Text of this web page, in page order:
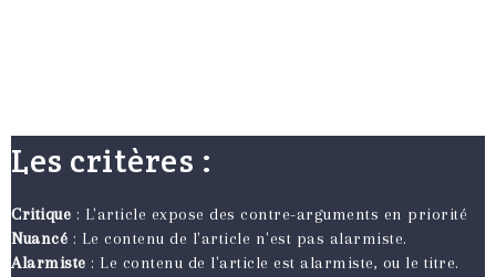
Les critères :
Critique : L'article expose des contre-arguments en priorité
Nuancé : Le contenu de l'article n'est pas alarmiste.
Alarmiste : Le contenu de l'article est alarmiste, ou le titre.